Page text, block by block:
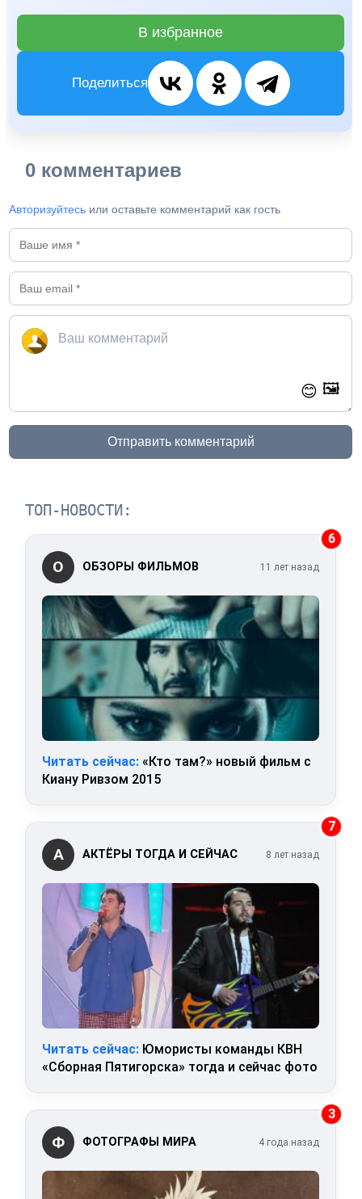
В избранное
Поделиться
0 комментариев
Авторизуйтесь или оставьте комментарий как гость
😊 🖼️
Отправить комментарий
ТОП-НОВОСТИ:
6
О ОБЗОРЫ ФИЛЬМОВ 11 лет назад
Читать сейчас: «Кто там?» новый фильм с
Киану Ривзом 2015
7
А АКТЁРЫ ТОГДА И СЕЙЧАС 8 лет назад
Читать сейчас: Юмористы команды КВН
«Сборная Пятигорска» тогда и сейчас фото
3
Ф ФОТОГРАФЫ МИРА 4 года назад